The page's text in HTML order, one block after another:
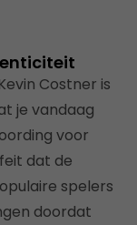
Costner is
je vandaag
voor
dat de
spelers
doordat